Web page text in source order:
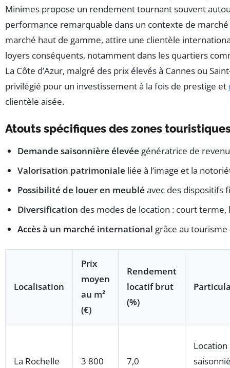
Minimes propose un rendement tournant souvent
performance remarquable dans un contexte de
marché haut de gamme, attire une clientèle
loyers conséquents, notamment dans les quartiers
La Côte d’Azur, malgré des prix élevés à Cannes ou
privilégié pour un investissement à la fois de prestige et
clientèle aisée.
Atouts spécifiques des zones
Demande saisonnière élevée génératrice de
Valorisation patrimoniale liée à l’image et la
Possibilité de louer en meublé avec des dispositifs
Diversification des modes de location : court
Accès à un marché international grâce au
Localisation
Prix
moyen
au m²
(€)
Rendement
locatif brut
(%)
La Rochelle 3 800 7,0
Location